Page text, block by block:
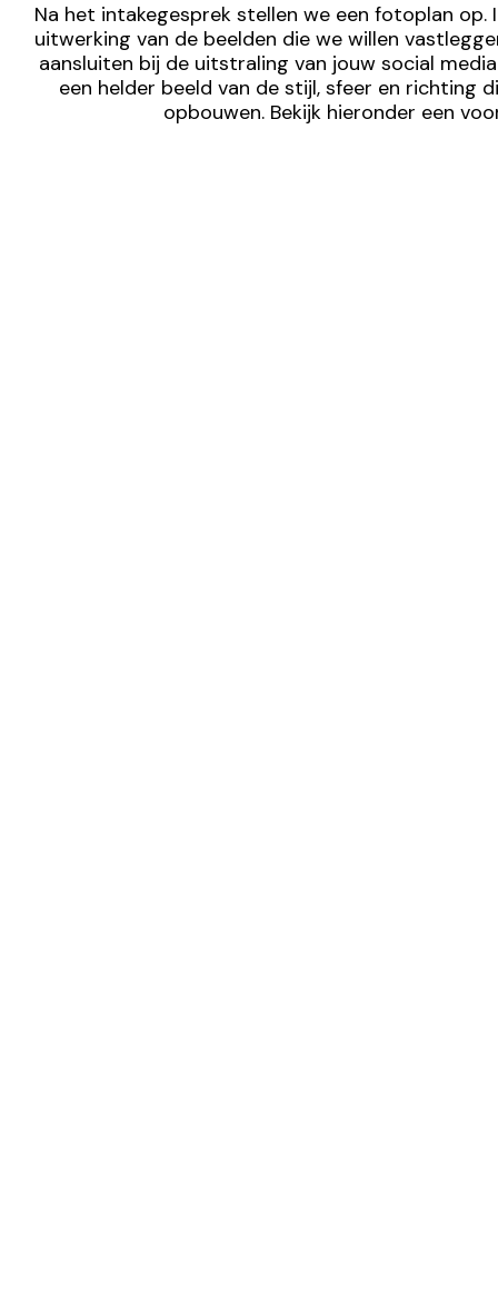
Na het intakegesprek stellen we een fotoplan op.
uitwerking van de beelden die we willen
aansluiten bij de uitstraling van jouw social
een helder beeld van de stijl, sfeer en richting
opbouwen. Bekijk hieronder een